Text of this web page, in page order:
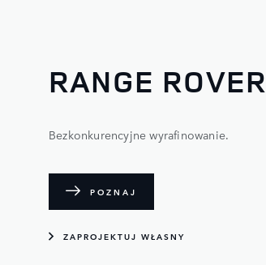
RANGE ROVER
Bezkonkurencyjne wyrafinowanie.
POZNAJ
ZAPROJEKTUJ WŁASNY